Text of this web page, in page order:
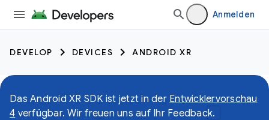
Anmelden
DEVELOP DEVICES ANDROID XR
Das Android XR SDK ist jetzt in der Entwicklervorschau
4 verfügbar. Wir freuen uns auf Ihr Feedback.